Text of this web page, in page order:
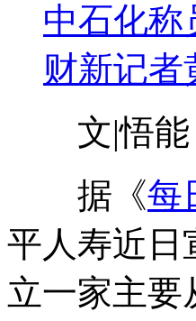
中石化称
财新记者
文|悟能
据《每
平人寿近日
立一家主要